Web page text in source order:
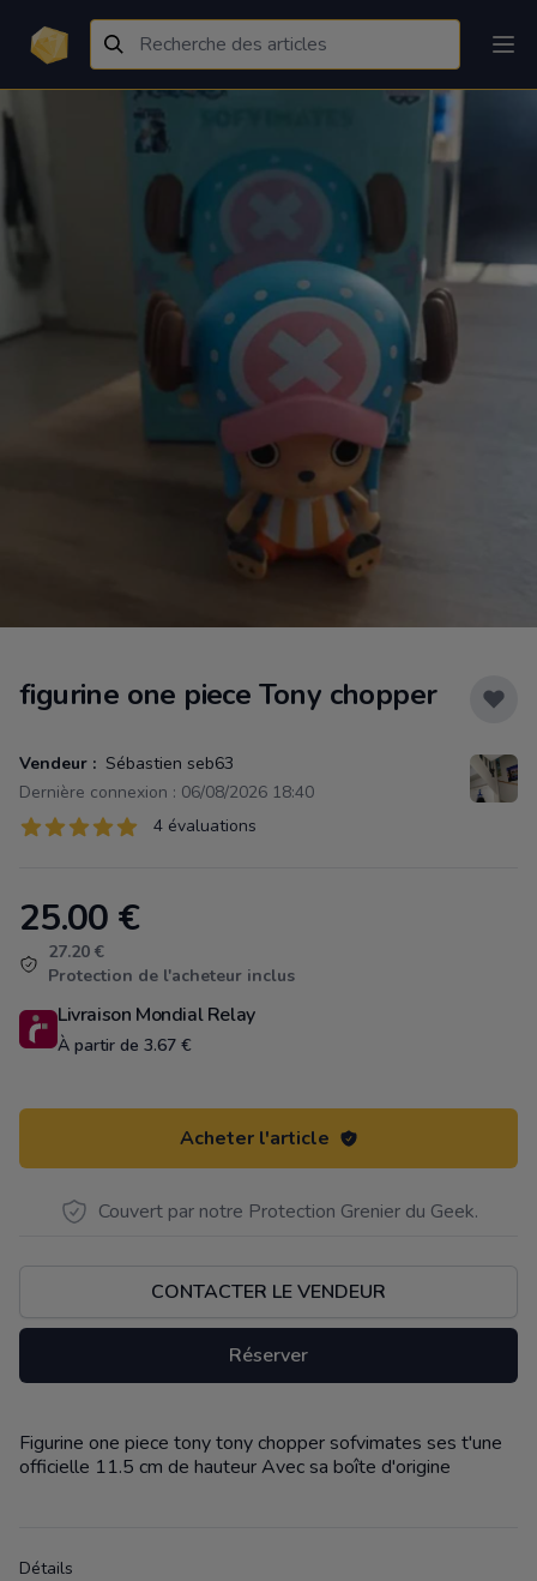
figurine one piece Tony chopper
Vendeur : Sébastien seb63
Dernière connexion : 06/08/2026 18:40
Évaluations
4 sur 5 étoiles 4 évaluations
Product information
25.00 €
27.20 €
Protection de l'acheteur inclus
Livraison Mondial Relay
À partir de 3.67 €
Acheter l'article
Couvert par notre Protection Grenier du Geek.
CONTACTER LE VENDEUR
Réserver
Description
Figurine one piece tony tony chopper sofvimates ses t'une
officielle 11.5 cm de hauteur Avec sa boîte d'origine
Détails